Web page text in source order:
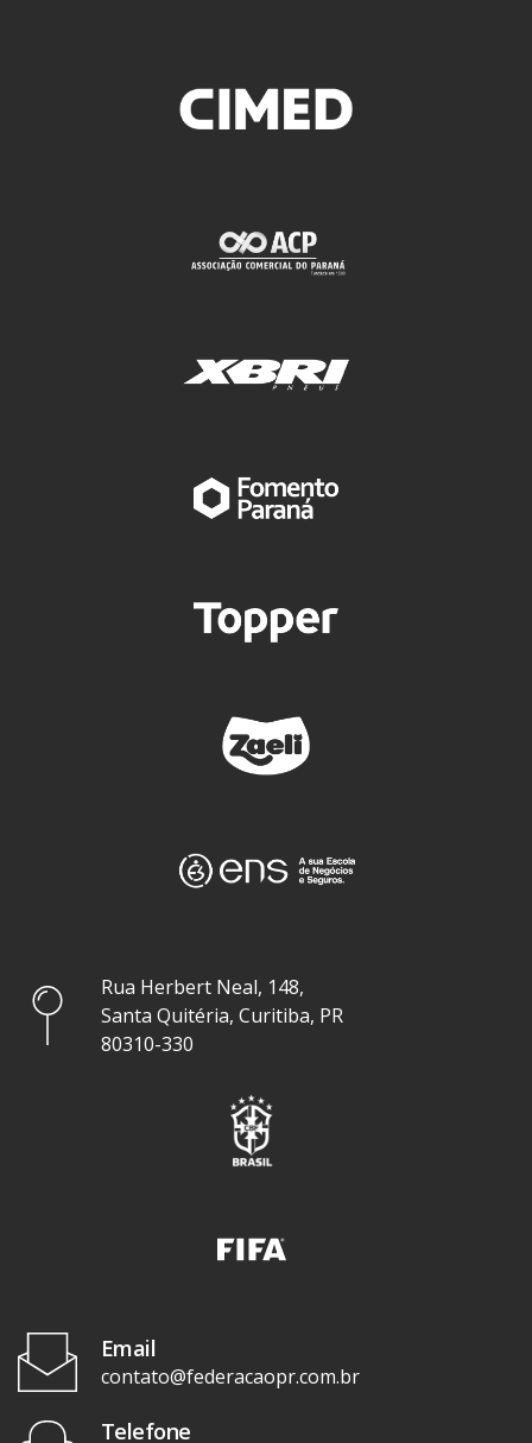
Rua Herbert Neal, 148,
Santa Quitéria, Curitiba, PR
80310-330
Email
contato@federacaopr.com.br
Telefone